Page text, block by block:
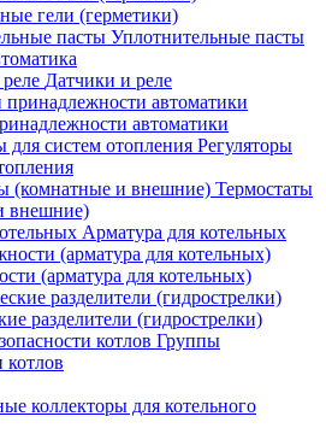
гели (герметики)
Уплотнительные пасты
Датчики и реле
автоматики
Регуляторы
Термостаты
внешние)
Арматура для котельных
(арматура для котельных)
разделители (гидрострелки)
Группы
котлов